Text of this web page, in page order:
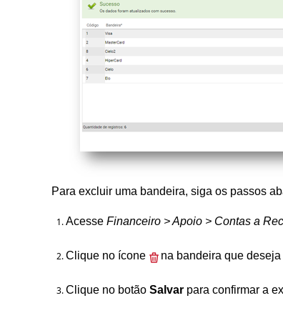
Para excluir uma bandeira, siga os passos
Acesse Financeiro > Apoio > Contas a
Clique no ícone na bandeira que deseja
Clique no botão Salvar para confirmar a